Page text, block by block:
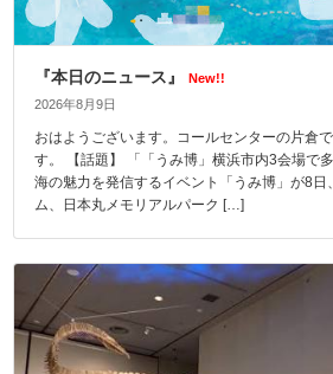
『本日のニュース』
New!!
2026年8月9日
おはようございます。コールセンターの片倉
す。 【話題】 「「うみ博」横浜市内3会場で
海の魅力を発信するイベント「うみ博」が8日
ム、日本丸メモリアルパーク […]